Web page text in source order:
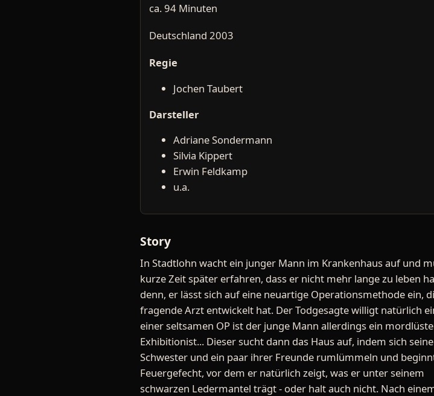
ca. 94 Minuten
Deutschland 2003
Regie
Jochen Taubert
Darsteller
Adriane Sondermann
Silvia Kippert
Erwin Feldkamp
u.a.
Story
In Stadtlohn wacht ein junger Mann im Krankenhaus auf und
kurze Zeit später erfahren, dass er nicht mehr lange zu leben
denn, er lässt sich auf eine neuartige Operationsmethode ein,
fragende Arzt entwickelt hat. Der Todgesagte willigt natürlich
einer seltsamen OP ist der junge Mann allerdings ein
Exhibitionist... Dieser sucht dann das Haus auf, indem sich seine
Schwester und ein paar ihrer Freunde rumlümmeln und
Feuergefecht, vor dem er natürlich zeigt, was er unter seinem
schwarzen Ledermantel trägt - oder halt auch nicht. Nach